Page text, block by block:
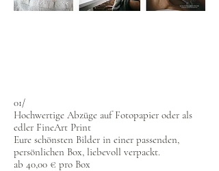
01/
Hochwertige Abzüge auf Fotopapier oder als
edler FineArt Print
Eure schönsten Bilder in einer passenden,
persönlichen Box, liebevoll verpackt.
ab 40,00 € pro Box